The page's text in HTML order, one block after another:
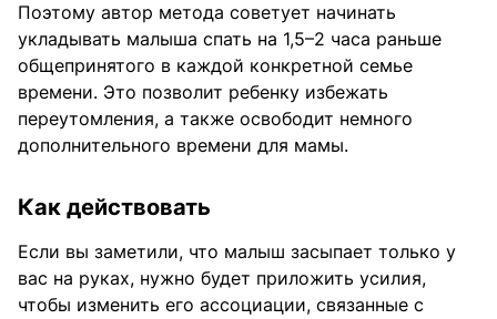
Поэтому автор метода советует начинать
укладывать малыша спать на 1,5–2 часа раньше
общепринятого в каждой конкретной семье
времени. Это позволит ребенку избежать
переутомления, а также освободит немного
дополнительного времени для мамы.
Как действовать
Если вы заметили, что малыш засыпает только у
вас на руках, нужно будет приложить усилия,
чтобы изменить его ассоциации, связанные с